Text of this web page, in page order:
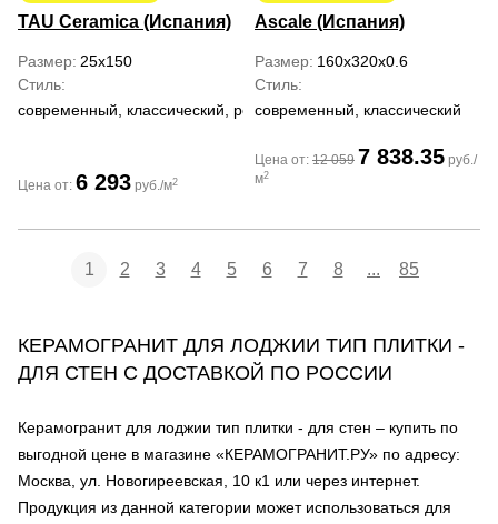
TAU Ceramica (Испания)
Размер 25x150
Стиль
современный, классический, ретро
Цена от: 6 293 руб./м2
Ascale (Испания)
Размер 160x320x0.6
Стиль
современный, классический
Цена от: 12 059 7 838.35 руб./
м2
1 2 3 4 5 6 7 8 ... 85
КЕРАМОГРАНИТ ДЛЯ ЛОДЖИИ ТИП ПЛИТКИ -
ДЛЯ СТЕН С ДОСТАВКОЙ ПО РОССИИ
Керамогранит для лоджии тип плитки - для стен – купить по
выгодной цене в магазине «КЕРАМОГРАНИТ.РУ» по адресу:
Москва, ул. Новогиреевская, 10 к1 или через интернет.
Продукция из данной категории может использоваться для